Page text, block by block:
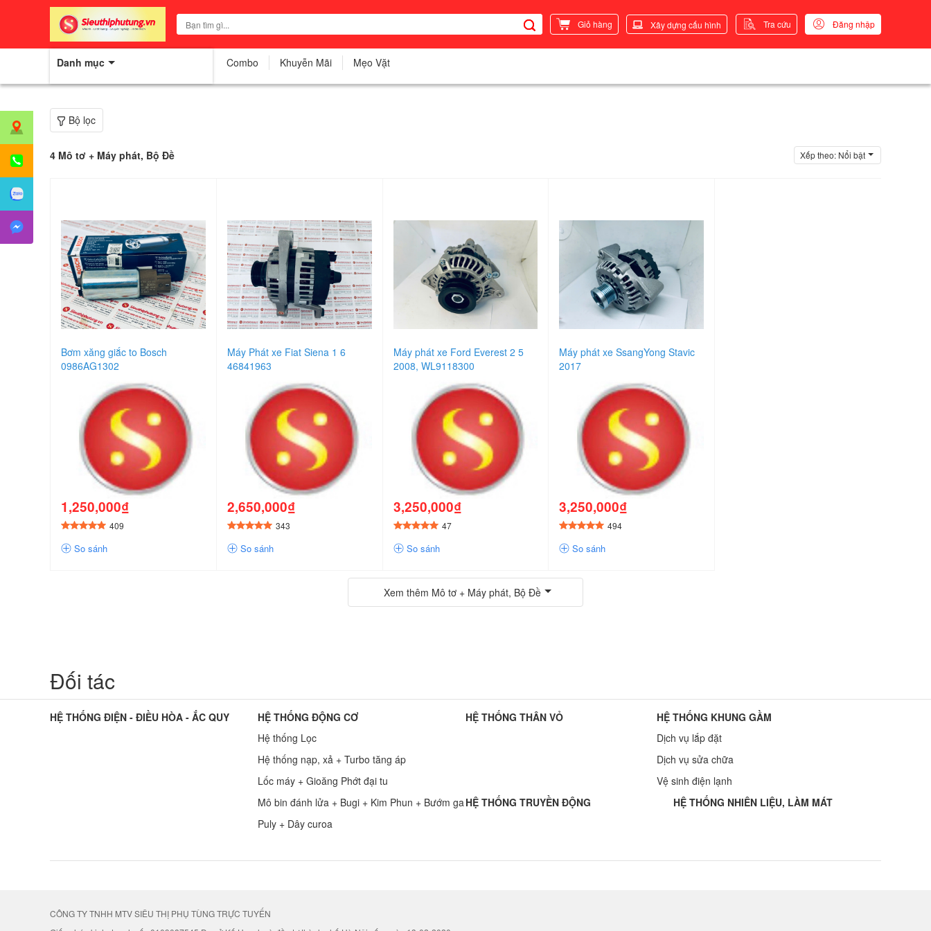
Giỏ hàng Xây dựng cấu hình Tra cứu Đăng nhập
Danh mục Combo Khuyễn Mãi Mẹo Vặt
Bộ lọc
4 Mô tơ + Máy phát, Bộ Đề Xếp theo: Nổi bật
Bơm xăng giắc to Bosch
0986AG1302
1,250,000₫
409
So sánh
Máy Phát xe Fiat Siena 1 6
46841963
2,650,000₫
343
So sánh
Máy phát xe Ford Everest 2 5
2008, WL9118300
3,250,000₫
47
So sánh
Máy phát xe SsangYong Stavic
2017
3,250,000₫
494
So sánh
Xem thêm Mô tơ + Máy phát, Bộ Đề
Đối tác
HỆ THỐNG ĐIỆN - ĐIỀU HÒA - ẮC QUY
HỆ THỐNG ĐỘNG CƠ
Hệ thống Lọc
Hệ thống nạp, xả + Turbo tăng áp
Lốc máy + Gioăng Phớt đại tu
Mô bin đánh lửa + Bugi + Kim Phun + Bướm ga
Puly + Dây curoa
HỆ THỐNG THÂN VỎ
HỆ THỐNG KHUNG GẦM
Dịch vụ lắp đặt
Dịch vụ sửa chữa
Vệ sinh điện lạnh
HỆ THỐNG TRUYỀN ĐỘNG
HỆ THỐNG NHIÊN LIỆU, LÀM MÁT
CÔNG TY TNHH MTV SIÊU THỊ PHỤ TÙNG TRỰC TUYẾN